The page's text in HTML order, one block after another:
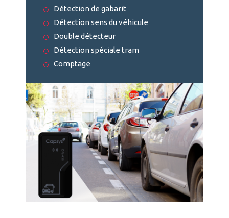
Détection de gabarit
Détection sens du véhicule
Double détecteur
Détection spéciale tram
Comptage